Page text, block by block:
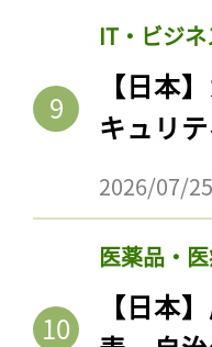
IT・ビジ
【日本
キュリ
2026/07/25
医薬品・
【日本